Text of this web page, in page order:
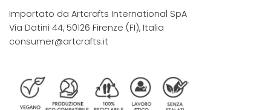
Importato da Artcrafts International SpA
Via Datini 44, 50126 Firenze (FI), Italia
consumer@artcrafts.it